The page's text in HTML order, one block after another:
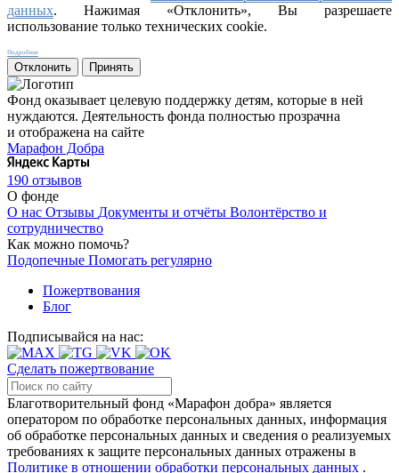
данных. Нажимая «Отклонить», Вы разрешаете
использование только технических cookie.
Подробнее
Отклонить Принять
Фонд оказывает целевую поддержку детям, которые в ней
нуждаются. Деятельность фонда полностью прозрачна
и отображена на сайте
Марафон Добра
190 отзывов
О фонде
О нас Отзывы Документы и отчёты Волонтёрство и
сотрудничество
Как можно помочь?
Подопечные Помогать регулярно
Пожертвования
Блог
Подписывайся на нас:
Сделать пожертвование
Благотворительный фонд «Марафон добра» является
оператором по обработке персональных данных, информация
об обработке персональных данных и сведения о реализуемых
требованиях к защите персональных данных отражены в
Политике в отношении обработки персональных данных .